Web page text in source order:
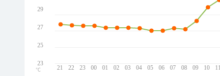
21 22 23 00 01 02 03 04 05 06 07 08 09 10
29
27
25
23
℃